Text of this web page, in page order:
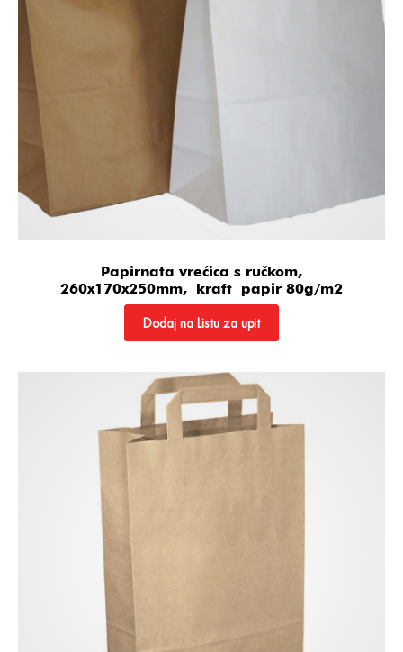
Papirnata vrećica s ručkom,
260x170x250mm, kraft papir 80g/m2
Dodaj na Listu za upit